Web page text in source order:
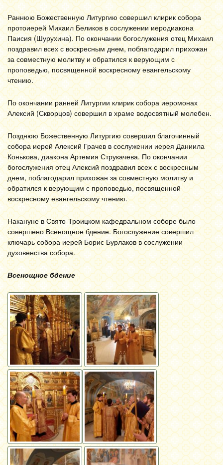
Раннюю Божественную Литургию совершил клирик собора
протоиерей Михаил Беликов в сослужении иеродиакона
Паисия (Шурухина). По окончании богослужения отец Михаил
поздравил всех с воскресным днем, поблагодарил прихожан
за совместную молитву и обратился к верующим с
проповедью, посвященной воскресному евангельскому
чтению.
По окончании ранней Литургии клирик собора иеромонах
Алексий (Скворцов) совершил в храме водосвятный молебен.
Позднюю Божественную Литургию совершил благочинный
собора иерей Алексий Грачев в сослужении иерея Даниила
Конькова, диакона Артемия Струкачева. По окончании
богослужения отец Алексий поздравил всех с воскресным
днем, поблагодарил прихожан за совместную молитву и
обратился к верующим с проповедью, посвященной
воскресному евангельскому чтению.
Накануне в Свято-Троицком кафедральном соборе было
совершено Всенощное бдение. Богослужение совершил
ключарь собора иерей Борис Бурлаков в сослужении
духовенства собора.
Всенощное бдение